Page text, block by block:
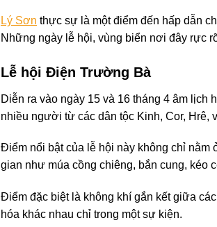
Lý Sơn thực sự là một điểm đến hấp dẫn
Những ngày lễ hội, vùng biển nơi đây rực
Lễ hội Điện Trường Bà
Diễn ra vào ngày 15 và 16 tháng 4 âm lịch
nhiều người từ các dân tộc Kinh, Cor, Hrê,
Điểm nổi bật của lễ hội này không chỉ nằm
gian như múa cồng chiêng, bắn cung, kéo
Điểm đặc biệt là không khí gắn kết giữa
hóa khác nhau chỉ trong một sự kiện.